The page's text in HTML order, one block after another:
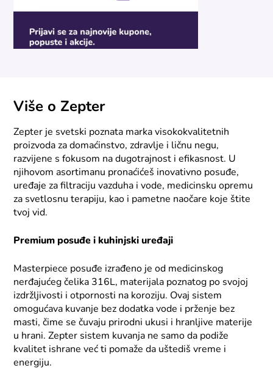
Više o Zepter
Zepter je svetski poznata marka visokokvalitetnih
proizvoda za domaćinstvo, zdravlje i ličnu negu,
razvijene s fokusom na dugotrajnost i efikasnost. U
njihovom asortimanu pronaćićeš inovativno posuđe,
uređaje za filtraciju vazduha i vode, medicinsku opremu
za svetlosnu terapiju, kao i pametne naočare koje štite
tvoj vid.
Premium posuđe i kuhinjski uređaji
Masterpiece posuđe izrađeno je od medicinskog
nerđajućeg čelika 316L, materijala poznatog po svojoj
izdržljivosti i otpornosti na koroziju. Ovaj sistem
omogućava kuvanje bez dodatka vode i prženje bez
masti, čime se čuvaju prirodni ukusi i hranljive materije
u hrani. Zepter sistem kuvanja ne samo da podiže
kvalitet ishrane već ti pomaže da uštediš vreme i
energiju.